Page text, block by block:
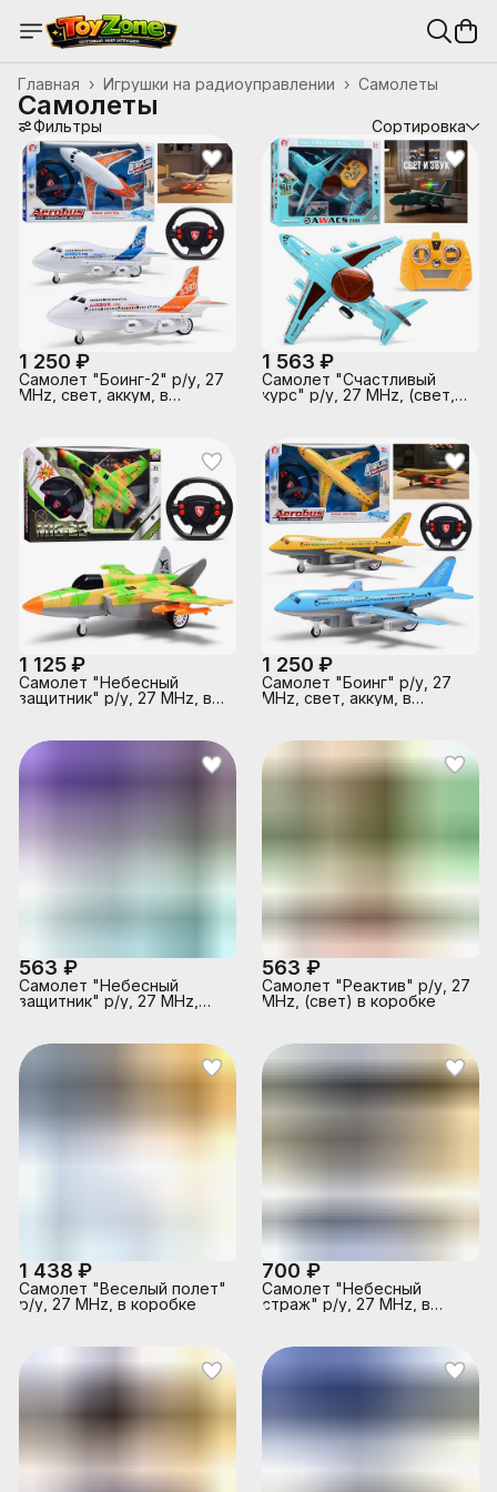
Самолеты
Игрушки на радиоуправлении ›
Главная ›
Самолеты
Фильтры Сортировка
1 250 ₽
Самолет "Боинг-2" р/у, 27
MHz, свет, аккум, в
1 563 ₽
Самолет "Счастливый
курс" р/у, 27 MHz, (свет,
1 125 ₽
Самолет "Небесный
защитник" р/у, 27 MHz, в
1 250 ₽
Самолет "Боинг" р/у, 27
MHz, свет, аккум, в
563 ₽
Самолет "Небесный
защитник" р/у, 27 MHz,
563 ₽
Самолет "Реактив" р/у, 27
MHz, (свет) в коробке
1 438 ₽
Самолет "Веселый полет"
р/у, 27 MHz, в коробке
700 ₽
Самолет "Небесный
страж" р/у, 27 MHz, в